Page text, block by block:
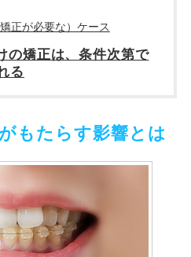
正が必要な）ケース
の矯正は、条件次第で
る
もたらす影響とは